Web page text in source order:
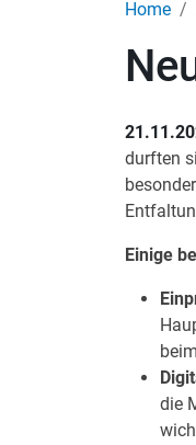
Home
durften
Einige
die